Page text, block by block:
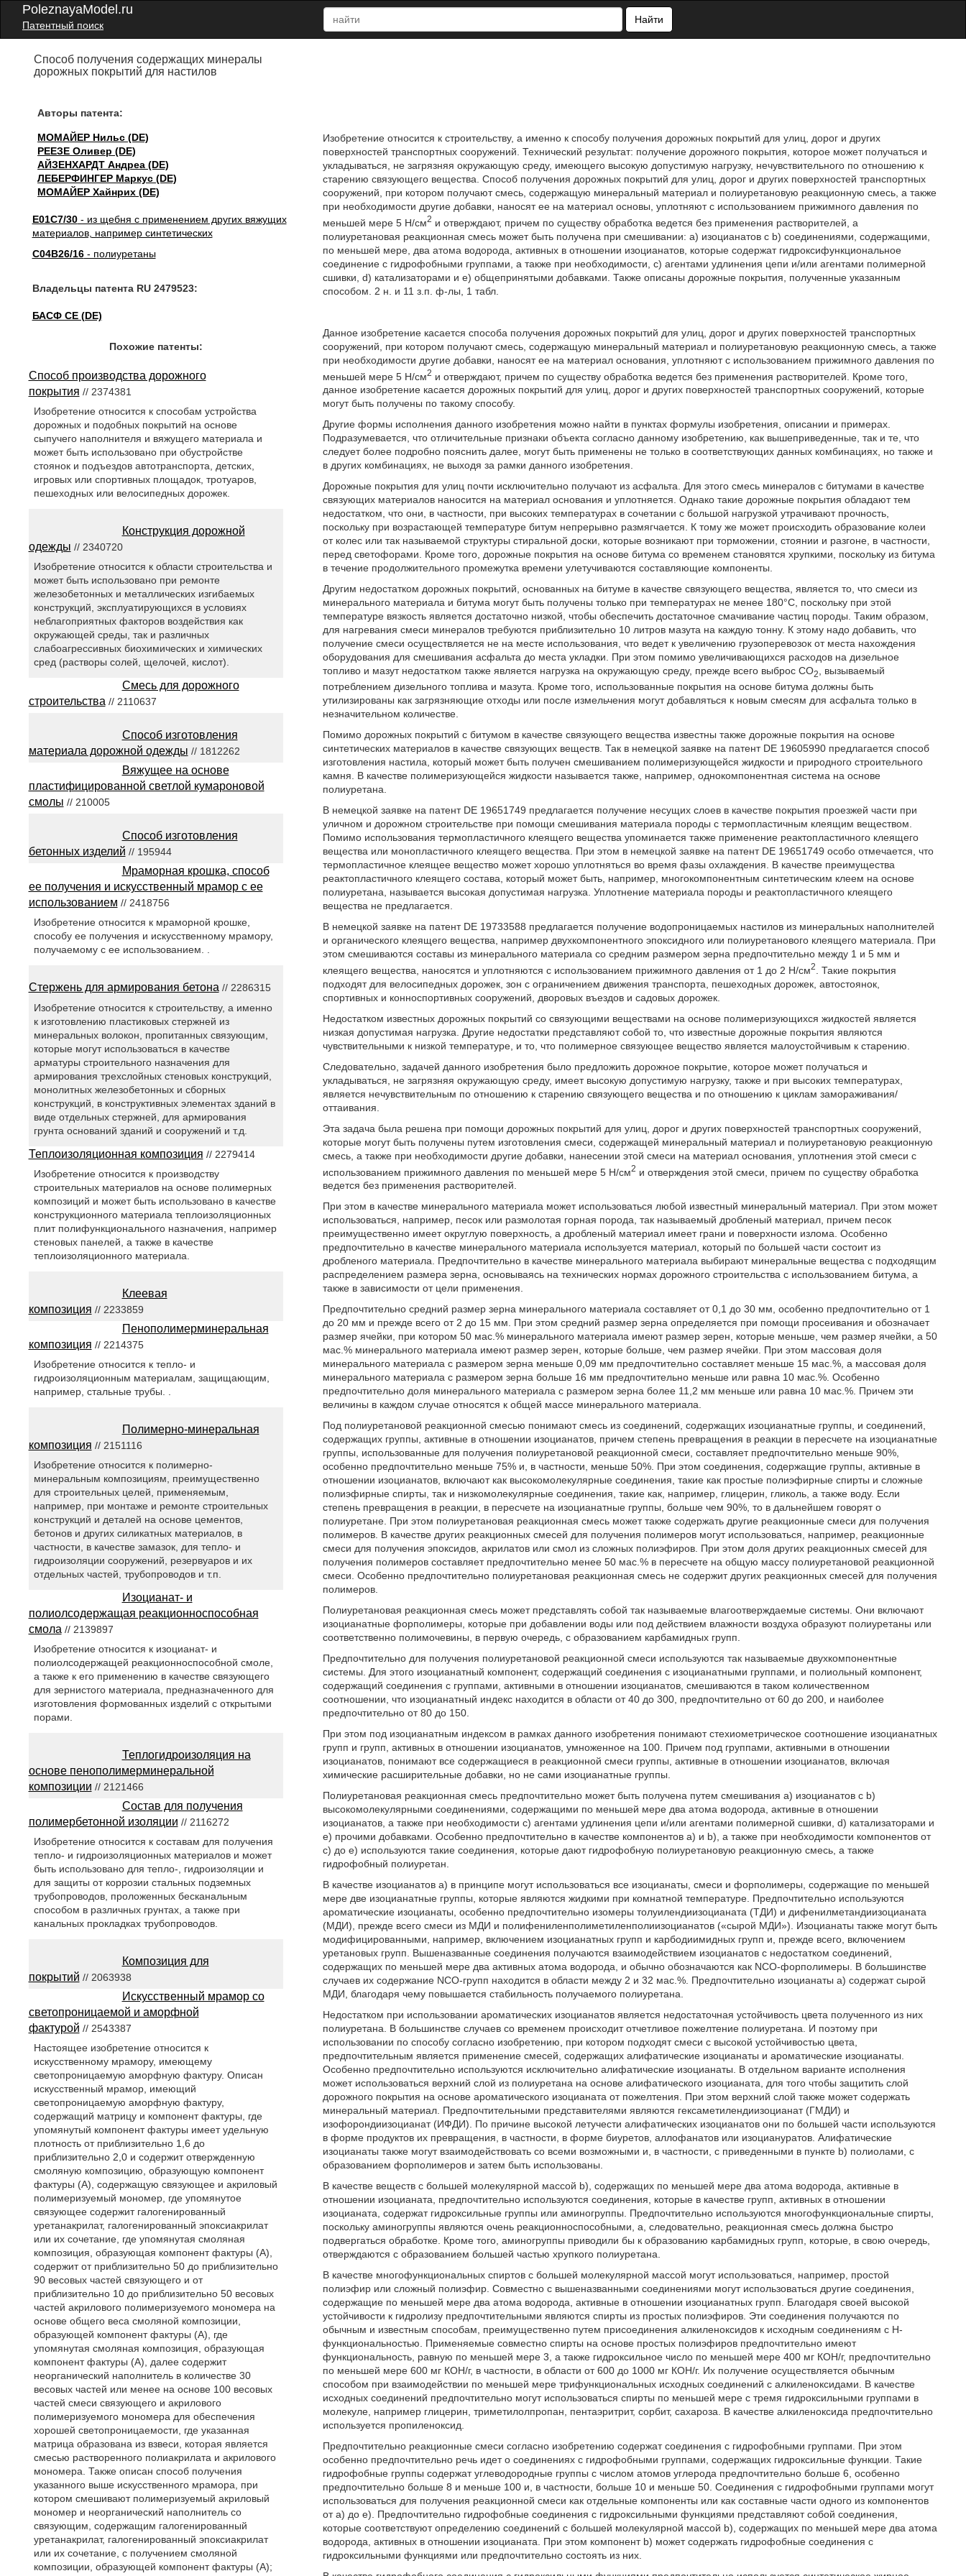
PoleznayaModel.ru
Патентный поиск
Найти
Способ получения содержащих минералы
дорожных покрытий для настилов
Авторы патента:
МОМАЙЕР Нильс (DE)
РЕЕЗЕ Оливер (DE)
АЙЗЕНХАРДТ Андреа (DE)
ЛЕБЕРФИНГЕР Маркус (DE)
МОМАЙЕР Хайнрих (DE)
E01C7/30- из щебня с применением других вяжущих
материалов, например синтетических
C04B26/16- полиуретаны
Владельцы патента RU 2479523:
БАСФ СЕ (DE)
Изобретение относится к строительству, а именно к способу получения дорожных покрытий для улиц, дорог и других
поверхностей транспортных сооружений. Технический результат: получение дорожного покрытия, которое может получаться и
укладываться, не загрязняя окружающую среду, имеющего высокую допустимую нагрузку, нечувствительного по отношению к
старению связующего вещества. Способ получения дорожных покрытий для улиц, дорог и других поверхностей транспортных
сооружений, при котором получают смесь, содержащую минеральный материал и полиуретановую реакционную смесь, а также
при необходимости другие добавки, наносят ее на материал основы, уплотняют с использованием прижимного давления по
меньшей мере 5 Н/см2 и отверждают, причем по существу обработка ведется без применения растворителей, а
полиуретановая реакционная смесь может быть получена при смешивании: а) изоцианатов с b) соединениями, содержащими,
по меньшей мере, два атома водорода, активных в отношении изоцианатов, которые содержат гидроксифункциональное
соединение с гидрофобными группами, а также при необходимости, с) агентами удлинения цепи и/или агентами полимерной
сшивки, d) катализаторами и е) общепринятыми добавками. Также описаны дорожные покрытия, полученные указанным
способом. 2 н. и 11 з.п. ф-лы, 1 табл.
Данное изобретение касается способа получения дорожных покрытий для улиц, дорог и других поверхностей транспортных
сооружений, при котором получают смесь, содержащую минеральный материал и полиуретановую реакционную смесь, а также
при необходимости другие добавки, наносят ее на материал основания, уплотняют с использованием прижимного давления по
меньшей мере 5 Н/см2 и отверждают, причем по существу обработка ведется без применения растворителей. Кроме того,
данное изобретение касается дорожных покрытий для улиц, дорог и других поверхностей транспортных сооружений, которые
могут быть получены по такому способу.
Другие формы исполнения данного изобретения можно найти в пунктах формулы изобретения, описании и примерах.
Подразумевается, что отличительные признаки объекта согласно данному изобретению, как вышеприведенные, так и те, что
следует более подробно пояснить далее, могут быть применены не только в соответствующих данных комбинациях, но также и
в других комбинациях, не выходя за рамки данного изобретения.
Дорожные покрытия для улиц почти исключительно получают из асфальта. Для этого смесь минералов с битумами в качестве
связующих материалов наносится на материал основания и уплотняется. Однако такие дорожные покрытия обладают тем
недостатком, что они, в частности, при высоких температурах в сочетании с большой нагрузкой утрачивают прочность,
поскольку при возрастающей температуре битум непрерывно размягчается. К тому же может происходить образование колеи
от колес или так называемой структуры стиральной доски, которые возникают при торможении, стоянии и разгоне, в частности,
перед светофорами. Кроме того, дорожные покрытия на основе битума со временем становятся хрупкими, поскольку из битума
в течение продолжительного промежутка времени улетучиваются составляющие компоненты.
Другим недостатком дорожных покрытий, основанных на битуме в качестве связующего вещества, является то, что смеси из
минерального материала и битума могут быть получены только при температурах не менее 180°С, поскольку при этой
температуре вязкость является достаточно низкой, чтобы обеспечить достаточное смачивание частиц породы. Таким образом,
для нагревания смеси минералов требуются приблизительно 10 литров мазута на каждую тонну. К этому надо добавить, что
получение смеси осуществляется не на месте использования, что ведет к увеличению грузоперевозок от места нахождения
оборудования для смешивания асфальта до места укладки. При этом помимо увеличивающихся расходов на дизельное
топливо и мазут недостатком также является нагрузка на окружающую среду, прежде всего выброс CO2, вызываемый
потреблением дизельного топлива и мазута. Кроме того, использованные покрытия на основе битума должны быть
утилизированы как загрязняющие отходы или после измельчения могут добавляться к новым смесям для асфальта только в
незначительном количестве.
Помимо дорожных покрытий с битумом в качестве связующего вещества известны также дорожные покрытия на основе
синтетических материалов в качестве связующих веществ. Так в немецкой заявке на патент DE 19605990 предлагается способ
изготовления настила, который может быть получен смешиванием полимеризующейся жидкости и природного строительного
камня. В качестве полимеризующейся жидкости называется также, например, однокомпонентная система на основе
полиуретана.
В немецкой заявке на патент DE 19651749 предлагается получение несущих слоев в качестве покрытия проезжей части при
уличном и дорожном строительстве при помощи смешивания материала породы с термопластичным клеящим веществом.
Помимо использования термопластичного клеящего вещества упоминается также применение реактопластичного клеящего
вещества или монопластичного клеящего вещества. При этом в немецкой заявке на патент DE 19651749 особо отмечается, что
термопластичное клеящее вещество может хорошо уплотняться во время фазы охлаждения. В качестве преимущества
реактопластичного клеящего состава, который может быть, например, многокомпонентным синтетическим клеем на основе
полиуретана, называется высокая допустимая нагрузка. Уплотнение материала породы и реактопластичного клеящего
вещества не предлагается.
В немецкой заявке на патент DE 19733588 предлагается получение водопроницаемых настилов из минеральных наполнителей
и органического клеящего вещества, например двухкомпонентного эпоксидного или полиуретанового клеящего материала. При
этом смешиваются составы из минерального материала со средним размером зерна предпочтительно между 1 и 5 мм и
клеящего вещества, наносятся и уплотняются с использованием прижимного давления от 1 до 2 Н/см2
. Такие покрытия
подходят для велосипедных дорожек, зон с ограничением движения транспорта, пешеходных дорожек, автостоянок,
спортивных и конноспортивных сооружений, дворовых въездов и садовых дорожек.
Недостатком известных дорожных покрытий со связующими веществами на основе полимеризующихся жидкостей является
низкая допустимая нагрузка. Другие недостатки представляют собой то, что известные дорожные покрытия являются
чувствительными к низкой температуре, и то, что полимерное связующее вещество является малоустойчивым к старению.
Следовательно, задачей данного изобретения было предложить дорожное покрытие, которое может получаться и
укладываться, не загрязняя окружающую среду, имеет высокую допустимую нагрузку, также и при высоких температурах,
является нечувствительным по отношению к старению связующего вещества и по отношению к циклам замораживания/
оттаивания.
Эта задача была решена при помощи дорожных покрытий для улиц, дорог и других поверхностей транспортных сооружений,
которые могут быть получены путем изготовления смеси, содержащей минеральный материал и полиуретановую реакционную
смесь, а также при необходимости другие добавки, нанесении этой смеси на материал основания, уплотнения этой смеси с
использованием прижимного давления по меньшей мере 5 Н/см2 и отверждения этой смеси, причем по существу обработка
ведется без применения растворителей.
При этом в качестве минерального материала может использоваться любой известный минеральный материал. При этом может
использоваться, например, песок или размолотая горная порода, так называемый дробленый материал, причем песок
преимущественно имеет округлую поверхность, а дробленый материал имеет грани и поверхности излома. Особенно
предпочтительно в качестве минерального материала используется материал, который по большей части состоит из
дробленого материала. Предпочтительно в качестве минерального материала выбирают минеральные вещества с подходящим
распределением размера зерна, основываясь на технических нормах дорожного строительства с использованием битума, а
также в зависимости от цели применения.
Предпочтительно средний размер зерна минерального материала составляет от 0,1 до 30 мм, особенно предпочтительно от 1
до 20 мм и прежде всего от 2 до 15 мм. При этом средний размер зерна определяется при помощи просеивания и обозначает
размер ячейки, при котором 50 мас.% минерального материала имеют размер зерен, которые меньше, чем размер ячейки, а 50
мас.% минерального материала имеют размер зерен, которые больше, чем размер ячейки. При этом массовая доля
минерального материала с размером зерна меньше 0,09 мм предпочтительно составляет меньше 15 мас.%, а массовая доля
минерального материала с размером зерна больше 16 мм предпочтительно меньше или равна 10 мас.%. Особенно
предпочтительно доля минерального материала с размером зерна более 11,2 мм меньше или равна 10 мас.%. Причем эти
величины в каждом случае относятся к общей массе минерального материала.
Под полиуретановой реакционной смесью понимают смесь из соединений, содержащих изоцианатные группы, и соединений,
содержащих группы, активные в отношении изоцианатов, причем степень превращения в реакции в пересчете на изоцианатные
группы, использованные для получения полиуретановой реакционной смеси, составляет предпочтительно меньше 90%,
особенно предпочтительно меньше 75% и, в частности, меньше 50%. При этом соединения, содержащие группы, активные в
отношении изоцианатов, включают как высокомолекулярные соединения, такие как простые полиэфирные спирты и сложные
полиэфирные спирты, так и низкомолекулярные соединения, такие как, например, глицерин, гликоль, а также воду. Если
степень превращения в реакции, в пересчете на изоцианатные группы, больше чем 90%, то в дальнейшем говорят о
полиуретане. При этом полиуретановая реакционная смесь может также содержать другие реакционные смеси для получения
полимеров. В качестве других реакционных смесей для получения полимеров могут использоваться, например, реакционные
смеси для получения эпоксидов, акрилатов или смол из сложных полиэфиров. При этом доля других реакционных смесей для
получения полимеров составляет предпочтительно менее 50 мас.% в пересчете на общую массу полиуретановой реакционной
смеси. Особенно предпочтительно полиуретановая реакционная смесь не содержит других реакционных смесей для получения
полимеров.
Полиуретановая реакционная смесь может представлять собой так называемые влагоотверждаемые системы. Они включают
изоцианатные форполимеры, которые при добавлении воды или под действием влажности воздуха образуют полиуретаны или
соответственно полимочевины, в первую очередь, с образованием карбамидных групп.
Предпочтительно для получения полиуретановой реакционной смеси используются так называемые двухкомпонентные
системы. Для этого изоцианатный компонент, содержащий соединения с изоцианатными группами, и полиольный компонент,
содержащий соединения с группами, активными в отношении изоцианатов, смешиваются в таком количественном
соотношении, что изоцианатный индекс находится в области от 40 до 300, предпочтительно от 60 до 200, и наиболее
предпочтительно от 80 до 150.
При этом под изоцианатным индексом в рамках данного изобретения понимают стехиометрическое соотношение изоцианатных
групп и групп, активных в отношении изоцианатов, умноженное на 100. Причем под группами, активными в отношении
изоцианатов, понимают все содержащиеся в реакционной смеси группы, активные в отношении изоцианатов, включая
химические расширительные добавки, но не сами изоцианатные группы.
Полиуретановая реакционная смесь предпочтительно может быть получена путем смешивания а) изоцианатов с b)
высокомолекулярными соединениями, содержащими по меньшей мере два атома водорода, активные в отношении
изоцианатов, а также при необходимости с) агентами удлинения цепи и/или агентами полимерной сшивки, d) катализаторами и
е) прочими добавками. Особенно предпочтительно в качестве компонентов а) и b), а также при необходимости компонентов от
с) до е) используются такие соединения, которые дают гидрофобную полиуретановую реакционную смесь, а также
гидрофобный полиуретан.
В качестве изоцианатов а) в принципе могут использоваться все изоцианаты, смеси и форполимеры, содержащие по меньшей
мере две изоцианатные группы, которые являются жидкими при комнатной температуре. Предпочтительно используются
ароматические изоцианаты, особенно предпочтительно изомеры толуилендиизоцианата (ТДИ) и дифенилметандиизоцианата
(МДИ), прежде всего смеси из МДИ и полифениленполиметиленполиизоцианатов («сырой МДИ»). Изоцианаты также могут быть
модифицированными, например, включением изоцианатных групп и карбодиимидных групп и, прежде всего, включением
уретановых групп. Вышеназванные соединения получаются взаимодействием изоцианатов с недостатком соединений,
содержащих по меньшей мере два активных атома водорода, и обычно обозначаются как NCO-форполимеры. В большинстве
случаев их содержание NCO-групп находится в области между 2 и 32 мас.%. Предпочтительно изоцианаты а) содержат сырой
МДИ, благодаря чему повышается стабильность получаемого полиуретана.
Недостатком при использовании ароматических изоцианатов является недостаточная устойчивость цвета полученного из них
полиуретана. В большинстве случаев со временем происходит отчетливое пожелтение полиуретана. И поэтому при
использовании по способу согласно изобретению, при котором подходят смеси с высокой устойчивостью цвета,
предпочтительным является применение смесей, содержащих алифатические изоцианаты и ароматические изоцианаты.
Особенно предпочтительно используются исключительно алифатические изоцианаты. В отдельном варианте исполнения
может использоваться верхний слой из полиуретана на основе алифатического изоцианата, для того чтобы защитить слой
дорожного покрытия на основе ароматического изоцианата от пожелтения. При этом верхний слой также может содержать
минеральный материал. Предпочтительными представителями являются гексаметилендиизоцианат (ГМДИ) и
изофорондиизоцианат (ИФДИ). По причине высокой летучести алифатических изоцианатов они по большей части используются
в форме продуктов их превращения, в частности, в форме биуретов, аллофанатов или изоциануратов. Алифатические
изоцианаты также могут взаимодействовать со всеми возможными и, в частности, с приведенными в пункте b) полиолами, с
образованием форполимеров и затем быть использованы.
В качестве веществ с большей молекулярной массой b), содержащих по меньшей мере два атома водорода, активные в
отношении изоцианата, предпочтительно используются соединения, которые в качестве групп, активных в отношении
изоцианата, содержат гидроксильные группы или аминогруппы. Предпочтительно используются многофункциональные спирты,
поскольку аминогруппы являются очень реакционноспособными, а, следовательно, реакционная смесь должна быстро
подвергаться обработке. Кроме того, аминогруппы приводили бы к образованию карбамидных групп, которые, в свою очередь,
отверждаются с образованием большей частью хрупкого полиуретана.
В качестве многофункциональных спиртов с большей молекулярной массой могут использоваться, например, простой
полиэфир или сложный полиэфир. Совместно с вышеназванными соединениями могут использоваться другие соединения,
содержащие по меньшей мере два атома водорода, активные в отношении изоцианатных групп. Благодаря своей высокой
устойчивости к гидролизу предпочтительными являются спирты из простых полиэфиров. Эти соединения получаются по
обычным и известным способам, преимущественно путем присоединения алкиленоксидов к исходным соединениям с Н-
функциональностью. Применяемые совместно спирты на основе простых полиэфиров предпочтительно имеют
функциональность, равную по меньшей мере 3, а также гидроксильное число по меньшей мере 400 мг КОН/г, предпочтительно
по меньшей мере 600 мг КОН/г, в частности, в области от 600 до 1000 мг КОН/г. Их получение осуществляется обычным
способом при взаимодействии по меньшей мере трифункциональных исходных соединений с алкиленоксидами. В качестве
исходных соединений предпочтительно могут использоваться спирты по меньшей мере с тремя гидроксильными группами в
молекуле, например глицерин, триметилолпропан, пентаэритрит, сорбит, сахароза. В качестве алкиленоксида предпочтительно
используется пропиленоксид.
Предпочтительно реакционные смеси согласно изобретению содержат соединения с гидрофобными группами. При этом
особенно предпочтительно речь идет о соединениях с гидрофобными группами, содержащих гидроксильные функции. Такие
гидрофобные группы содержат углеводородные группы с числом атомов углерода предпочтительно больше 6, особенно
предпочтительно больше 8 и меньше 100 и, в частности, больше 10 и меньше 50. Соединения с гидрофобными группами могут
использоваться для получения реакционной смеси как отдельные компоненты или как составные части одного из компонентов
от а) до е). Предпочтительно гидрофобные соединения с гидроксильными функциями представляют собой соединения,
которые соответствуют определению соединений с большей молекулярной массой b), содержащих по меньшей мере два атома
водорода, активных в отношении изоцианата. При этом компонент b) может содержать гидрофобные соединения с
гидроксильными функциями или предпочтительно состоять из них.
Похожие патенты:
Способ производства дорожного
покрытия // 2374381
Изобретение относится к способам устройства
дорожных и подобных покрытий на основе
сыпучего наполнителя и вяжущего материала и
может быть использовано при обустройстве
стоянок и подъездов автотранспорта, детских,
игровых или спортивных площадок, тротуаров,
пешеходных или велосипедных дорожек.
Конструкция дорожной
одежды // 2340720
Изобретение относится к области строительства и
может быть использовано при ремонте
железобетонных и металлических изгибаемых
конструкций, эксплуатирующихся в условиях
неблагоприятных факторов воздействия как
окружающей среды, так и различных
слабоагрессивных биохимических и химических
сред (растворы солей, щелочей, кислот).
Смесь для дорожного
строительства// 2110637
Способ изготовления
материала дорожной одежды // 1812262
Вяжущее на основе
пластифицированной светлой кумароновой
смолы // 210005
Способ изготовления
бетонных изделий // 195944
Мраморная крошка, способ
ее получения и искусственный мрамор с ее
использованием // 2418756
Изобретение относится к мраморной крошке,
способу ее получения и искусственному мрамору,
получаемому с ее использованием. .
Стержень для армирования бетона// 2286315
Изобретение относится к строительству, а именно
к изготовлению пластиковых стержней из
минеральных волокон, пропитанных связующим,
которые могут использоваться в качестве
арматуры строительного назначения для
армирования трехслойных стеновых конструкций,
монолитных железобетонных и сборных
конструкций, в конструктивных элементах зданий в
виде отдельных стержней, для армирования
грунта оснований зданий и сооружений и т.д.
Теплоизоляционная композиция // 2279414
Изобретение относится к производству
строительных материалов на основе полимерных
композиций и может быть использовано в качестве
конструкционного материала теплоизоляционных
плит полифункционального назначения, например
стеновых панелей, а также в качестве
теплоизоляционного материала.
Клеевая
композиция // 2233859
Пенополимерминеральная
композиция // 2214375
Изобретение относится к тепло- и
гидроизоляционным материалам, защищающим,
например, стальные трубы. .
Полимерно-минеральная
композиция // 2151116
Изобретение относится к полимерно-
минеральным композициям, преимущественно
для строительных целей, применяемым,
например, при монтаже и ремонте строительных
конструкций и деталей на основе цементов,
бетонов и других силикатных материалов, в
частности, в качестве замазок, для тепло- и
гидроизоляции сооружений, резервуаров и их
отдельных частей, трубопроводов и т.п.
Изоцианат- и
полиолсодержащая реакционноспособная
смола // 2139897
Изобретение относится к изоцианат- и
полиолсодержащей реакционноспособной смоле,
а также к его применению в качестве связующего
для зернистого материала, предназначенного для
изготовления формованных изделий с открытыми
порами.
Теплогидроизоляция на
основе пенополимерминеральной
композиции // 2121466
Состав для получения
полимербетонной изоляции // 2116272
Изобретение относится к составам для получения
тепло- и гидроизоляционных материалов и может
быть использовано для тепло-, гидроизоляции и
для защиты от коррозии стальных подземных
трубопроводов, проложенных бесканальным
способом в различных грунтах, а также при
канальных прокладках трубопроводов.
Композиция для
покрытий // 2063938
Искусственный мрамор со
светопроницаемой и аморфной
фактурой // 2543387
Настоящее изобретение относится к
искусственному мрамору, имеющему
светопроницаемую аморфную фактуру. Описан
искусственный мрамор, имеющий
светопроницаемую аморфную фактуру,
содержащий матрицу и компонент фактуры, где
упомянутый компонент фактуры имеет удельную
плотность от приблизительно 1,6 до
приблизительно 2,0 и содержит отвержденную
смоляную композицию, образующую компонент
фактуры (А), содержащую связующее и акриловый
полимеризуемый мономер, где упомянутое
связующее содержит галогенированный
уретанакрилат, галогенированный эпоксиакрилат
или их сочетание, где упомянутая смоляная
композиция, образующая компонент фактуры (А),
содержит от приблизительно 50 до приблизительно
90 весовых частей связующего и от
приблизительно 10 до приблизительно 50 весовых
частей акрилового полимеризуемого мономера на
основе общего веса смоляной композиции,
образующей компонент фактуры (А), где
упомянутая смоляная композиция, образующая
компонент фактуры (А), далее содержит
неорганический наполнитель в количестве 30
весовых частей или менее на основе 100 весовых
частей смеси связующего и акрилового
полимеризуемого мономера для обеспечения
хорошей светопроницаемости, где указанная
матрица образована из взвеси, которая является
смесью растворенного полиакрилата и акрилового
мономера. Также описан способ получения
указанного выше искусственного мрамора, при
котором смешивают полимеризуемый акриловый
мономер и неорганический наполнитель со
связующим, содержащим галогенированный
уретанакрилат, галогенированный эпоксиакрилат
или их сочетание, с получением смоляной
композиции, образующей компонент фактуры (А);